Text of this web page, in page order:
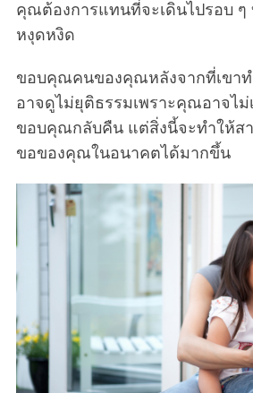
คุณต้องการแทนที่จะเดินไปรอบ ๆ
หงุดหงิด
ขอบคุณคนของคุณหลังจากที่เขาท
อาจดูไม่ยุติธรรมเพราะคุณอาจไม่
ขอบคุณกลับคืน แต่สิ่งนี้จะทำให้ส
ขอของคุณในอนาคตได้มากขึ้น